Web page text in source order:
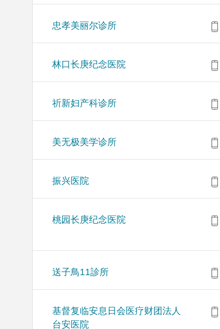
忠孝美丽尔诊所
林口长庚纪念医院
祈新妇产科诊所
美无极美学诊所
振兴医院
桃园长庚纪念医院
送子鳥11診所
基督复临安息日会医疗财团法人
台安医院